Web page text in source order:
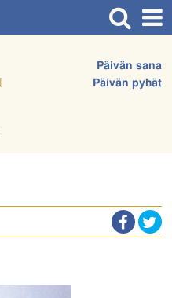
Päivän sana
Päivän pyhät